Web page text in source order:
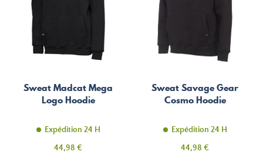
Sweat Madcat Mega
Logo Hoodie
Expédition 24 H
Prix
44,98 €
Sweat Savage Gear
Cosmo Hoodie
Expédition 24 H
Prix
44,98 €